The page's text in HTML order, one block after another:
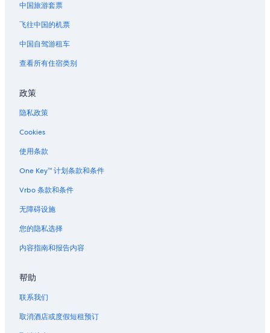
中国旅游套票
飞往中国的机票
中国自驾游租车
查看所有住宿类别
政策
隐私政策
Cookies
使用条款
One Key™ 计划条款和条件
Vrbo 条款和条件
无障碍设施
您的隐私选择
内容指南和报告内容
帮助
联系我们
取消酒店或度假短租预订